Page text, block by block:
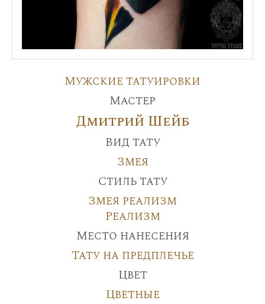
Мужские татуировки
Мастер
Дмитрий Шейб
Вид тату
Змея
Стиль тату
Змея реализм
Реализм
Место нанесения
Тату на предплечье
Цвет
Цветные